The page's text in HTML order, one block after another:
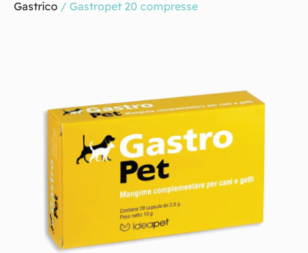
Gastrico / Gastropet 20 compresse